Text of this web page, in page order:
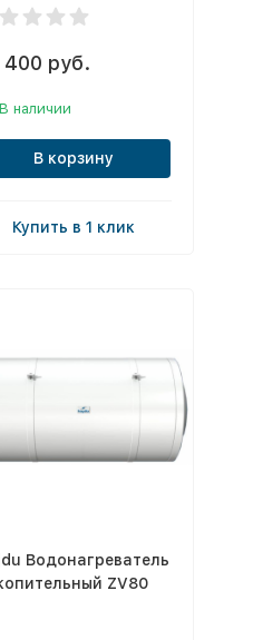
400 руб.
В наличии
В корзину
Купить в 1 клик
Водонагреватель
ZV80